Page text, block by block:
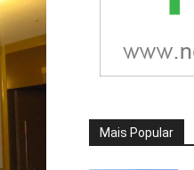
Mais Popular